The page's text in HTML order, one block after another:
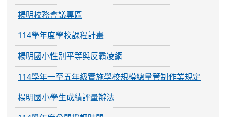
楊明校務會議專區
114學年度學校課程計畫
楊明國小性別平等與反霸凌網
114學年一至五年級實施學校規模總量管制作業規定
楊明國小學生成績評量辦法